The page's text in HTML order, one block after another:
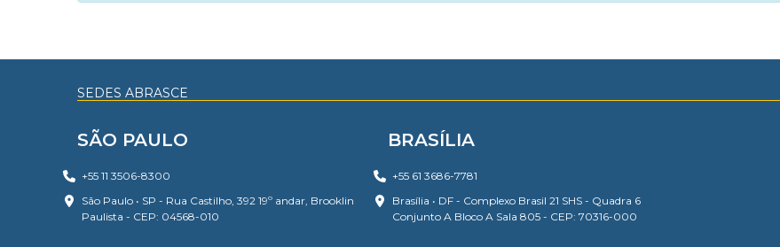
SEDES ABRASCE
SÃO PAULO
+55 11 3506-8300
São Paulo • SP - Rua Castilho, 392 19º andar, Brooklin
Paulista - CEP: 04568-010
BRASÍLIA
+55 61 3686-7781
Brasília • DF - Complexo Brasil 21 SHS - Quadra 6
Conjunto A Bloco A Sala 805 - CEP: 70316-000